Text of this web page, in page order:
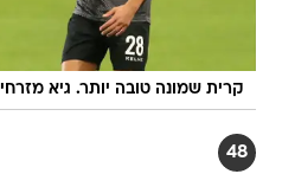
קרית שמונה טובה יותר. גיא מזרחי
48